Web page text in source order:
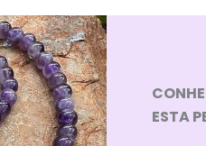
ESTA